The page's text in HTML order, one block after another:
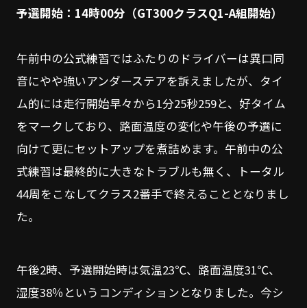
予選開始：14時00分（GT300クラスQ1-A組開始）
午前中の公式練習ではふたりのドライバーは異口同
音にやや強いアンダーステアを訴えましたが、タイ
ム的には走行開始早々から1分25秒259と、好タイム
をマークしており、路面温度の変化や午後の予選に
向けて更にセットアップを煮詰めます。午前中の公
式練習は最終的に大きなトラブルも無く、トータル
44周をこなしてクラス2番手で終えることとなりまし
た。
午後2時、予選開始時は気温23℃、路面温度31℃、
湿度38％というコンディションとなりました。今シ